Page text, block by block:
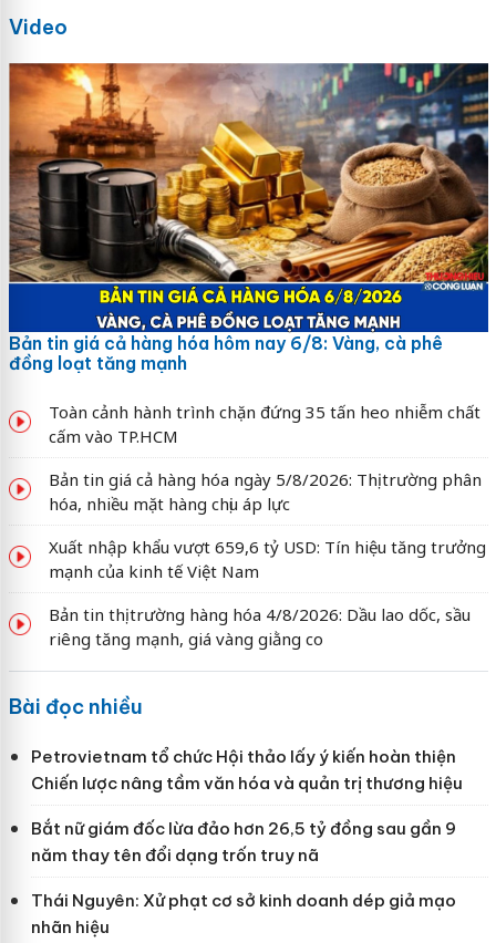
Video
Bản tin giá cả hàng hóa hôm nay 6/8: Vàng, cà phê
đồng loạt tăng mạnh
Toàn cảnh hành trình chặn đứng 35 tấn heo nhiễm chất
cấm vào TP.HCM
Bản tin giá cả hàng hóa ngày 5/8/2026: Thị trường phân
hóa, nhiều mặt hàng chịu áp lực
Xuất nhập khẩu vượt 659,6 tỷ USD: Tín hiệu tăng trưởng
mạnh của kinh tế Việt Nam
Bản tin thị trường hàng hóa 4/8/2026: Dầu lao dốc, sầu
riêng tăng mạnh, giá vàng giằng co
Bài đọc nhiều
Petrovietnam tổ chức Hội thảo lấy ý kiến hoàn thiện
Chiến lược nâng tầm văn hóa và quản trị thương hiệu
Bắt nữ giám đốc lừa đảo hơn 26,5 tỷ đồng sau gần 9
năm thay tên đổi dạng trốn truy nã
Thái Nguyên: Xử phạt cơ sở kinh doanh dép giả mạo
nhãn hiệu